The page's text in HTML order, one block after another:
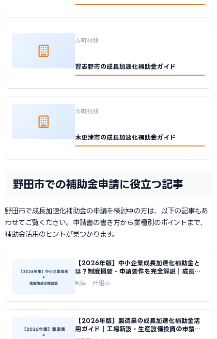
市町村別
習志野市の成長加速化補助金ガイド
市町村別
木更津市の成長加速化補助金ガイド
野田市での補助金申請に役立つ記事
野田市で成長加速化補助金の申請を検討中の方は、以下の記事もあ
わせてご覧ください。申請書の書き方から業種別のポイントまで、
補助金活用のヒントが見つかります。
【2026年版】中小企業成長加速化補助金と
は？制度概要・申請要件を完全解説｜成長加
速化補助金ナビ
制度・仕組み
【2026年版】製造業の成長加速化補助金活
用ガイド｜工場新設・生産設備投資の申請戦
略｜成長加速化補助金ナビ